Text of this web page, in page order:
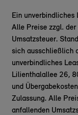
Ein unverbindliches
Alle Preise zzgl.
Umsatzsteuer.
sich ausschließlich
unverbindliches
Lilienthalallee 26,
und
Zulassung. Alle
anfallenden